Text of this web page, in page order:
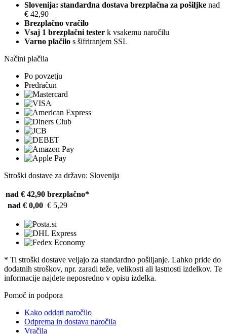
Slovenija: standardna dostava brezplačna za pošiljke nad
€ 42,90
Brezplačno vračilo
Vsaj 1 brezplačni tester k vsakemu naročilu
Varno plačilo s šifriranjem SSL
Načini plačila
Po povzetju
Predračun
Stroški dostave za državo: Slovenija
nad € 42,90 brezplačno*
nad € 0,00 € 5,29
* Ti stroški dostave veljajo za standardno pošiljanje. Lahko pride do
dodatnih stroškov, npr. zaradi teže, velikosti ali lastnosti izdelkov. Te
informacije najdete neposredno v opisu izdelka.
Pomoč in podpora
Kako oddati naročilo
Odprema in dostava naročila
Vračila